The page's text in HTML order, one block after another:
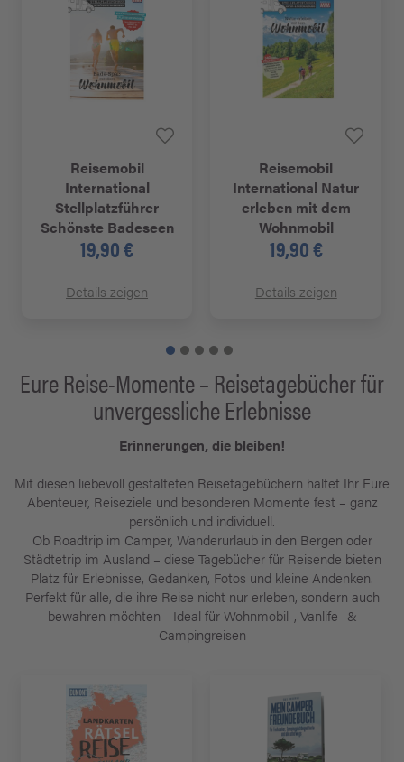
Reisemobil
International
Stellplatzführer
Schönste Badeseen
19,90 €
Details zeigen
Reisemobil
International Natur
erleben mit dem
Wohnmobil
19,90 €
Details zeigen
Eure Reise-Momente – Reisetagebücher für
unvergessliche Erlebnisse
Erinnerungen, die bleiben!
Mit diesen liebevoll gestalteten Reisetagebüchern haltet Ihr Eure
Abenteuer, Reiseziele und besonderen Momente fest – ganz
persönlich und individuell.
Ob Roadtrip im Camper, Wanderurlaub in den Bergen oder
Städtetrip im Ausland – diese Tagebücher für Reisende bieten
Platz für Erlebnisse, Gedanken, Fotos und kleine Andenken.
Perfekt für alle, die ihre Reise nicht nur erleben, sondern auch
bewahren möchten - Ideal für Wohnmobil-, Vanlife- &
Campingreisen